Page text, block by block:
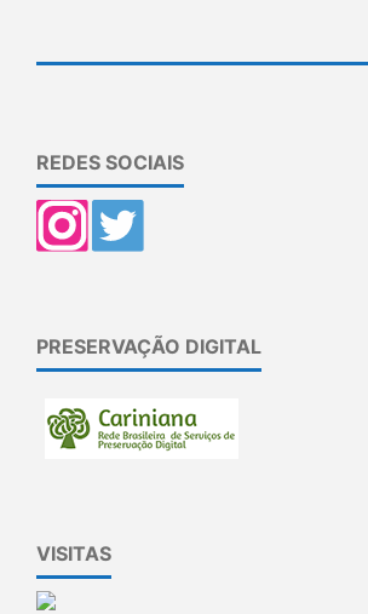
REDES SOCIAIS
PRESERVAÇÃO DIGITAL
VISITAS